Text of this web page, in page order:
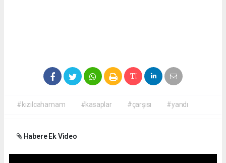
#kızılcahamam #kasaplar #çarşısı #yandı
Habere Ek Video